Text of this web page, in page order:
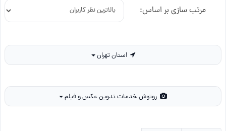
مرتب سازی بر اساس:
استان تهران